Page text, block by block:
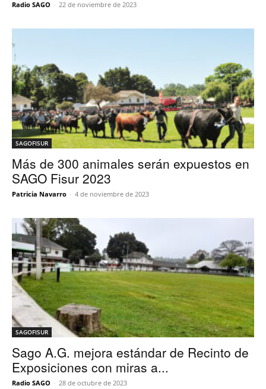
Radio SAGO - 22 de noviembre de 2023
SAGOFISUR
Más de 300 animales serán expuestos en
SAGO Fisur 2023
Patricia Navarro - 4 de noviembre de 2023
SAGOFISUR
Sago A.G. mejora estándar de Recinto de
Exposiciones con miras a...
Radio SAGO - 28 de octubre de 2023